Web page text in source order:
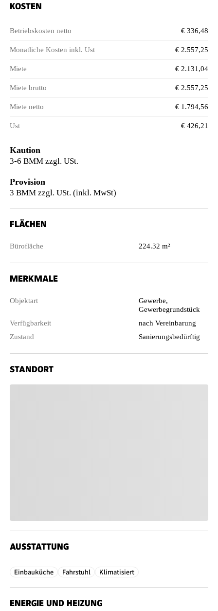
KOSTEN
Betriebskosten netto € 336,48
Monatliche Kosten inkl. Ust € 2.557,25
Miete € 2.131,04
Miete brutto € 2.557,25
Miete netto € 1.794,56
Ust € 426,21
Kaution
3-6 BMM zzgl. USt.
Provision
3 BMM zzgl. USt. (inkl. MwSt)
FLÄCHEN
Bürofläche 224.32 m²
MERKMALE
Objektart
Gewerbe,
Gewerbegrundstück
Verfügbarkeit
nach Vereinbarung
Zustand
Sanierungsbedürftig
STANDORT
AUSSTATTUNG
Einbauküche Fahrstuhl Klimatisiert
ENERGIE UND HEIZUNG